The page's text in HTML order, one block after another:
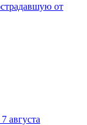
от
августа